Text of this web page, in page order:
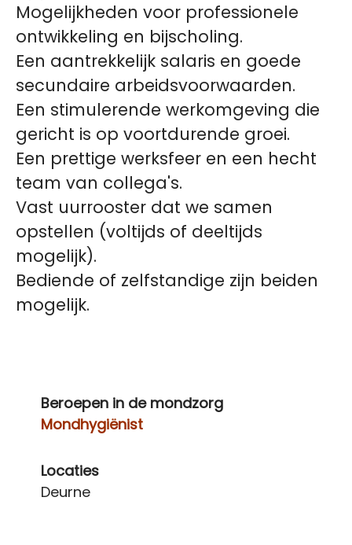
Mogelijkheden voor professionele
ontwikkeling en bijscholing.
Een aantrekkelijk salaris en goede
secundaire arbeidsvoorwaarden.
Een stimulerende werkomgeving die
gericht is op voortdurende groei.
Een prettige werksfeer en een hecht
team van collega's.
Vast uurrooster dat we samen
opstellen (voltijds of deeltijds
mogelijk).
Bediende of zelfstandige zijn beiden
mogelijk.
Beroepen in de mondzorg
Mondhygiënist
Locaties
Deurne